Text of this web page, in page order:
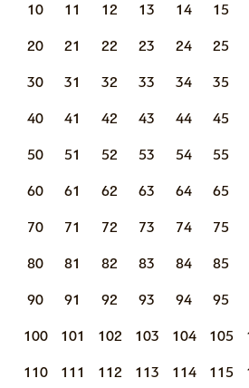
10 11 12 13 14 15
20 21 22 23 24 25
30 31 32 33 34 35
40 41 42 43 44 45
50 51 52 53 54 55
60 61 62 63 64 65
70 71 72 73 74 75
80 81 82 83 84 85
90 91 92 93 94 95
100 101 102 103 104 105
110 111 112 113 114 115